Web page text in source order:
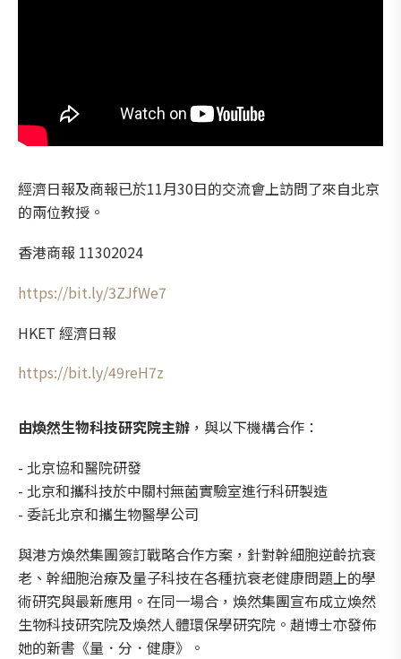
經濟日報及商報已於11月30日的交流會上訪問了來自北京
的兩位教授。
香港商報 11302024
https://bit.ly/3ZJfWe7
HKET 經濟日報
https://bit.ly/49reH7z
由煥然生物科技研究院主辦 ，與以下機構合作：
- 北京協和醫院研發
- 北京和攜科技於中關村無菌實驗室進行科研製造
- 委託北京和攜生物醫學公司
與港方煥然集團簽訂戰略合作方案，針對幹細胞逆齡抗衰
老、幹細胞治療及量子科技在各種抗衰老健康問題上的學
術研究與最新應用。在同一場合，煥然集團宣布成立煥然
生物科技研究院及煥然人體環保學研究院。趙博士亦發佈
她的新書《量．分．健康》。